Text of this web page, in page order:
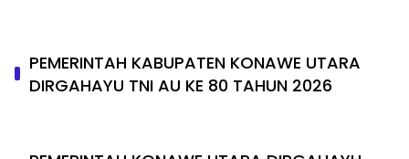
PEMERINTAH KABUPATEN KONAWE UTARA
DIRGAHAYU TNI AU KE 80 TAHUN 2026